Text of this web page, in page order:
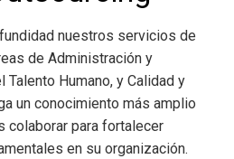
nuestros servicios de
de Administración y
Talento Humano, y Calidad y
un conocimiento más amplio
colaborar para fortalecer
en su organización.